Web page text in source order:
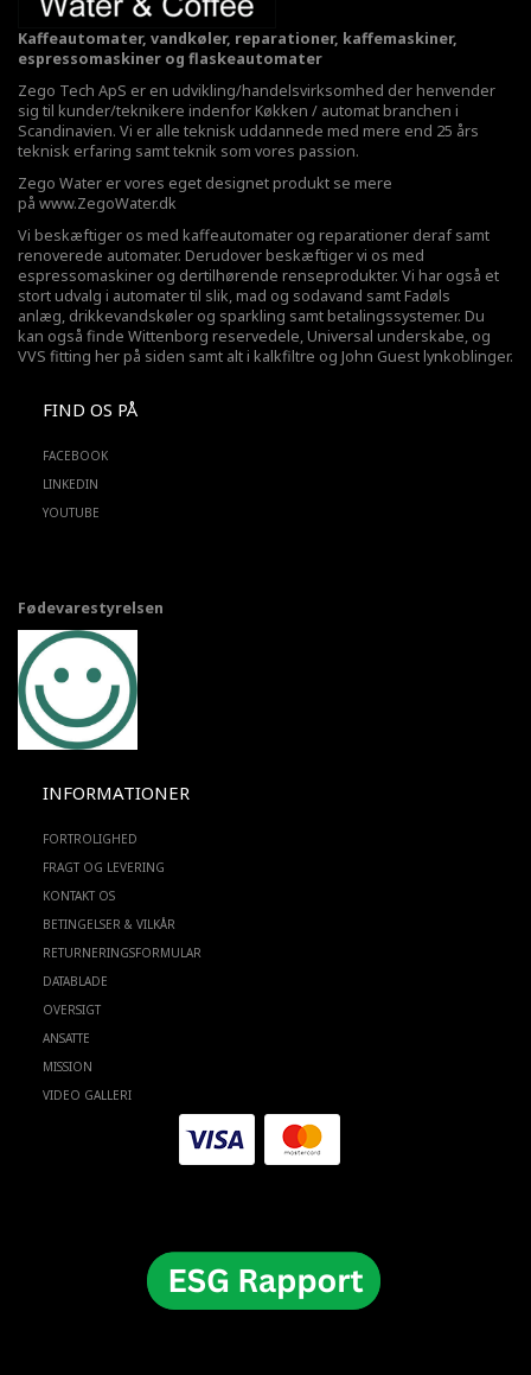
Kaffeautomater, vandkøler, reparationer, kaffemaskiner,
espressomaskiner og flaskeautomater
Zego Tech ApS er en udvikling/handelsvirksomhed der henvender
sig til kunder/teknikere indenfor Køkken / automat branchen i
Scandinavien. Vi er alle teknisk uddannede med mere end 25 års
teknisk erfaring samt teknik som vores passion.
Zego Water er vores eget designet produkt se mere
på www.ZegoWater.dk
Vi beskæftiger os med kaffeautomater og reparationer deraf samt
renoverede automater. Derudover beskæftiger vi os med
espressomaskiner og dertilhørende renseprodukter. Vi har også et
stort udvalg i automater til slik, mad og sodavand samt Fadøls
anlæg, drikkevandskøler og sparkling samt betalingssystemer. Du
kan også finde Wittenborg reservedele, Universal underskabe, og
VVS fitting her på siden samt alt i kalkfiltre og John Guest lynkoblinger.
FIND OS PÅ
FACEBOOK
LINKEDIN
YOUTUBE
Fødevarestyrelsen
INFORMATIONER
FORTROLIGHED
FRAGT OG LEVERING
KONTAKT OS
BETINGELSER & VILKÅR
RETURNERINGSFORMULAR
DATABLADE
OVERSIGT
ANSATTE
MISSION
VIDEO GALLERI